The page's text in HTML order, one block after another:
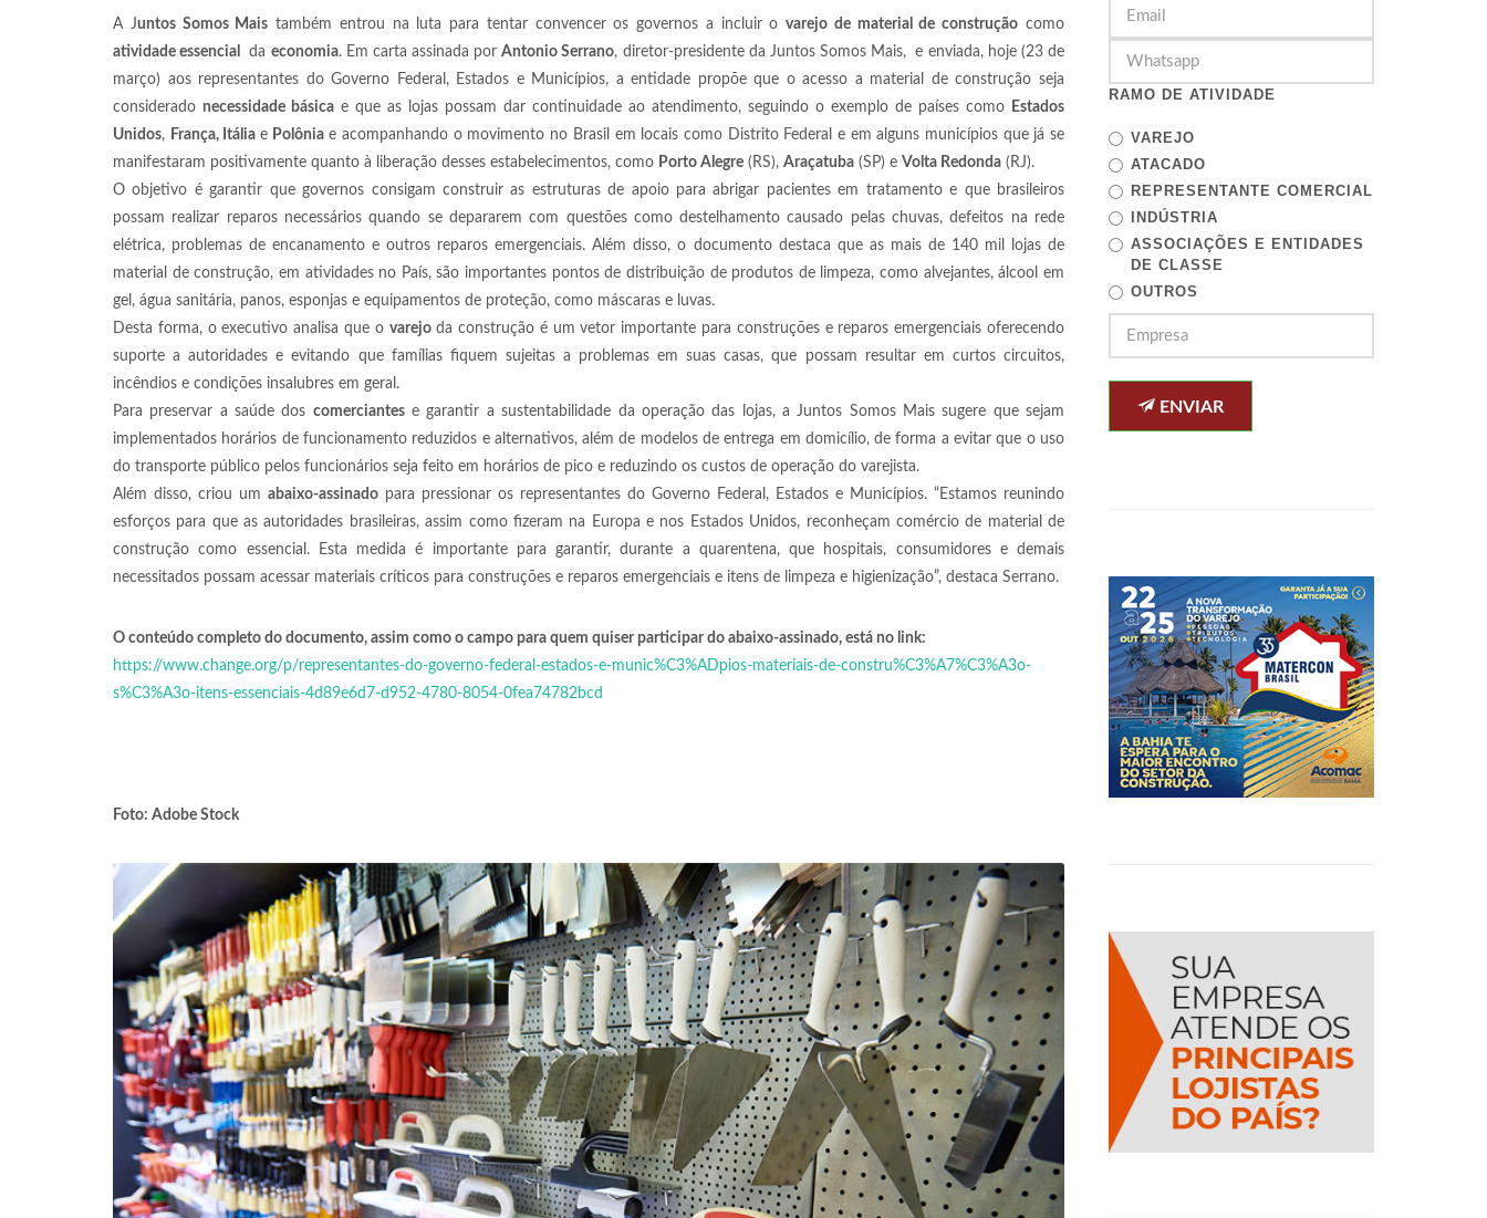
A Juntos Somos Mais também entrou na luta para tentar convencer os governos a incluir ovarejo de material de construção como
atividade essencial
da economia. Em carta assinada porAntonio Serrano, diretor-presidente da Juntos Somos Mais, e enviada, hoje (23 de
março) aos representantes do Governo Federal, Estados e Municípios, a entidade propõe que o acesso a material de construção seja
considerado necessidade básica e que as lojas possam dar continuidade ao atendimento, seguindo o exemplo de países como
Estados
Unidos, França, Itáliae Polôniae acompanhando o movimento no Brasil em locais como Distrito Federal e em alguns municípios que já se
manifestaram positivamente quanto à liberação desses estabelecimentos, como Porto Alegre (RS), Araçatuba (SP) e Volta Redonda (RJ).
O objetivo é garantir que governos consigam construir as estruturas de apoio para abrigar pacientes em tratamento e que brasileiros
possam realizar reparos necessários quando se depararem com questões como destelhamento causado pelas chuvas, defeitos na rede
elétrica, problemas de encanamento e outros reparos emergenciais. Além disso, o documento destaca que as mais de 140 mil lojas de
material de construção, em atividades no País, são importantes pontos de distribuição de produtos de limpeza, como alvejantes, álcool em
gel, água sanitária, panos, esponjas e equipamentos de proteção, como máscaras e luvas.
Desta forma, o executivo analisa que o varejoda construção é um vetor importante para construções e reparos emergenciais oferecendo
suporte a autoridades e evitando que famílias fiquem sujeitas a problemas em suas casas, que possam resultar em curtos circuitos,
incêndios e condições insalubres em geral.
Para preservar a saúde dos comerciantese garantir a sustentabilidade da operação das lojas, a Juntos Somos Mais sugere que sejam
implementados horários de funcionamento reduzidos e alternativos, além de modelos de entrega em domicílio, de forma a evitar que o uso
do transporte público pelos funcionários seja feito em horários de pico e reduzindo os custos de operação do varejista.
Além disso, criou um abaixo-assinado para pressionar os representantes do Governo Federal, Estados e Municípios. “Estamos reunindo
esforços para que as autoridades brasileiras, assim como fizeram na Europa e nos Estados Unidos, reconheçam comércio de material de
construção como essencial. Esta medida é importante para garantir, durante a quarentena, que hospitais, consumidores e demais
necessitados possam acessar materiais críticos para construções e reparos emergenciais e itens de limpeza e higienização”, destaca Serrano.
O conteúdo completo do documento, assim como o campo para quem quiser participar do abaixo-assinado, está no link:
https://www.change.org/p/representantes-do-governo-federal-estados-e-munic%C3%ADpios-materiais-de-constru%C3%A7%C3%A3o-
s%C3%A3o-itens-essenciais-4d89e6d7-d952-4780-8054-0fea74782bcd
Foto: Adobe Stock
RAMO DE ATIVIDADE
VAREJO
ATACADO
REPRESENTANTE COMERCIAL
INDÚSTRIA
ASSOCIAÇÕES E ENTIDADES
DE CLASSE
OUTROS
ENVIAR